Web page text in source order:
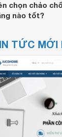
chọn chảo
nào tốt?
TỨC MỚI